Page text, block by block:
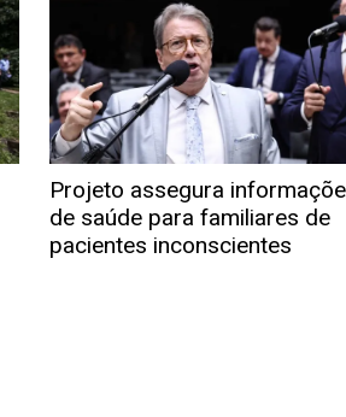
Projeto assegura
de saúde para familiares de
pacientes inconscientes